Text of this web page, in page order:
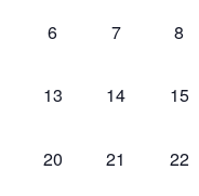
0
6
0
7
0
8
0
13
0
14
0
15
0
20
0
21
0
22